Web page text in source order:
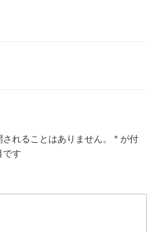
れることはありません。 * が付
です